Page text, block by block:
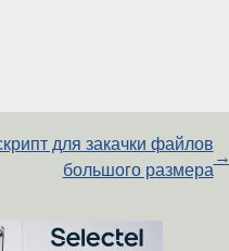
для закачки файлов
большого размера
→